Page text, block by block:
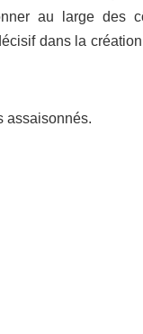
au large des
dans la
assaisonnés.